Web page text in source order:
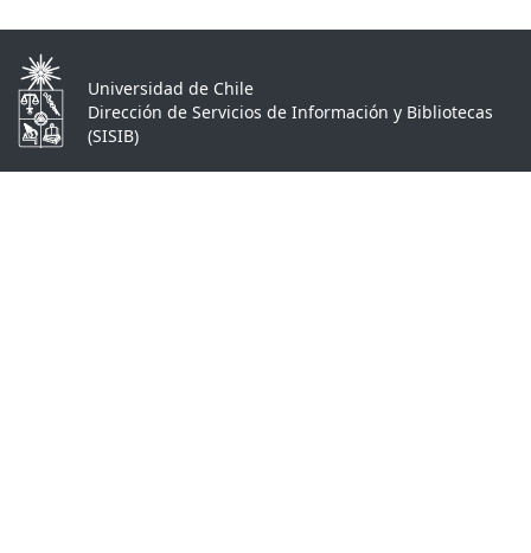
Universidad de Chile
Dirección de Servicios de Información y Bibliotecas
(SISIB)